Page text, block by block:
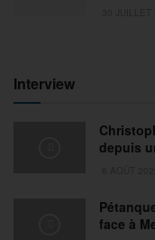
Interview
depuis
face à